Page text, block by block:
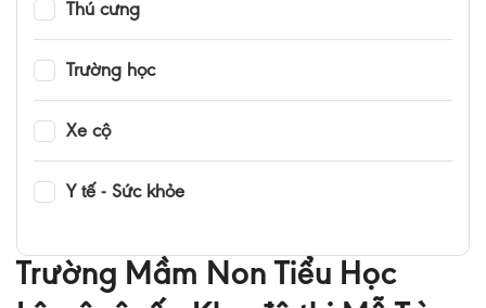
Thú cưng
Trường học
Xe cộ
Y tế - Sức khỏe
Trường Mầm Non Tiểu Học